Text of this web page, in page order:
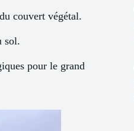
couvert végétal.
sol.
pour le grand